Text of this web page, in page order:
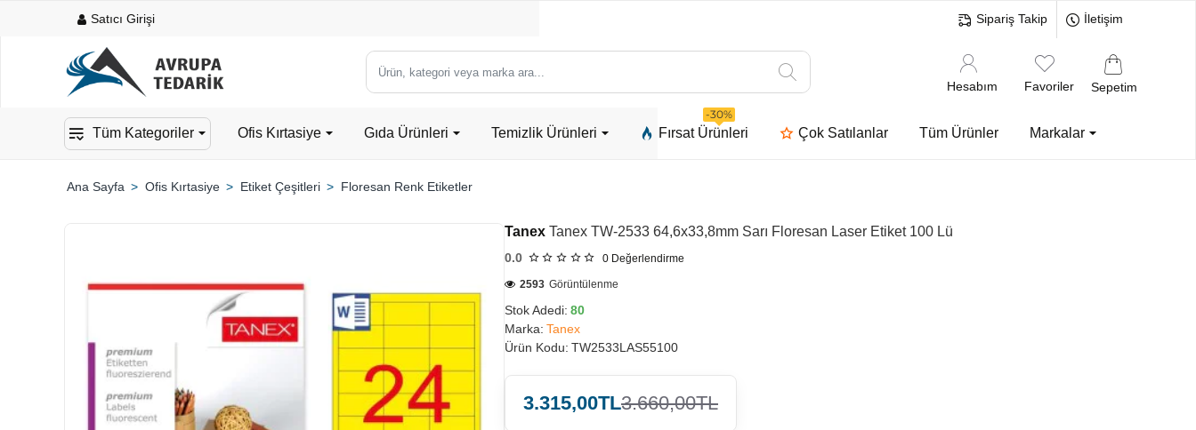
Satıcı Girişi Sipariş Takip İletişim
Ürün,
kategori
marka
Hesabım Favoriler Sepetim
Tüm Kategoriler Ofis Kırtasiye Gıda Ürünleri Temizlik Ürünleri Fırsat Ürünleri
-30%
Çok Satılanlar Tüm Ürünler Markalar
Ofis Kırtasiye Etiket Çeşitleri Floresan Renk Etiketler
Tanex Tanex TW-2533 64,6x33,8mm Sarı Floresan Laser Etiket 100 Lü
0.0 0 Değerlendirme
Stok Adedi: 80
Marka: Tanex
Ürün Kodu: TW2533LAS55100
2593 Görüntülenme
3.315,00TL3.660,00TL